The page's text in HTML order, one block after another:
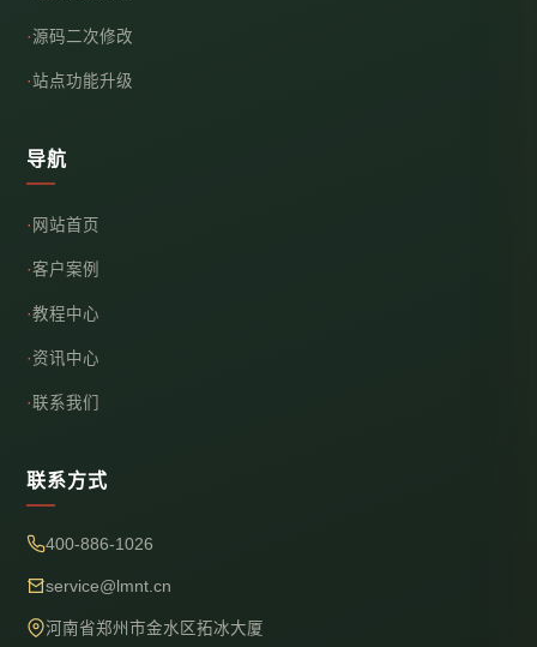
源码二次修改
站点功能升级
导航
网站首页
客户案例
教程中心
资讯中心
联系我们
联系方式
400-886-1026
service@lmnt.cn
河南省郑州市金水区拓冰大厦